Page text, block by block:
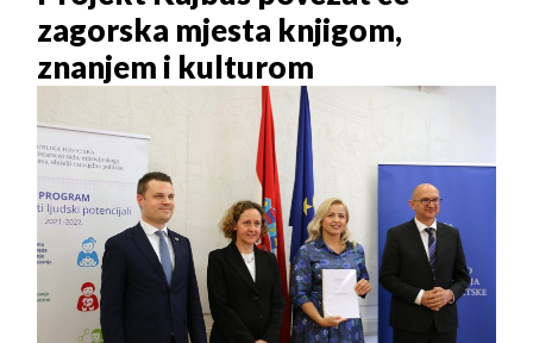
zagorska mjesta knjigom,
znanjem i kulturom